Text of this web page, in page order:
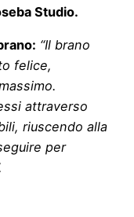
Studio.
“Il brano
felice,
attraverso
riuscendo alla
per